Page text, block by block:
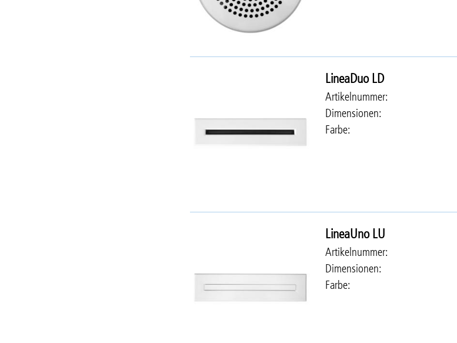
LineaDuo LD
Artikelnummer
Dimensionen
Farbe
LineaUno LU
Artikelnummer
Dimensionen
Farbe